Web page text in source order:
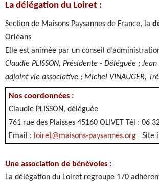
La délégation du Loiret :
Section de Maisons Paysannes de France, la
Orléans
Elle est animée par un conseil
Claudie PLISSON, Présidente - Déléguée ;
adjoint vie associative ; Michel VINAUGER,
Nos coordonnées :
Claudie PLISSON, déléguée
761 rue des Plaisses 45160 OLIVET Tél : 06
Email : loiret@maisons-paysannes.org Site
Une association de bénévoles :
La délégation du Loiret regroupe 170